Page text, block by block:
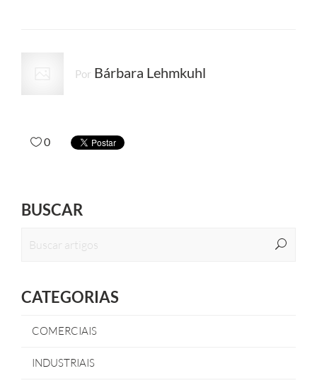
Por Bárbara Lehmkuhl
0
BUSCAR
CATEGORIAS
COMERCIAIS
INDUSTRIAIS